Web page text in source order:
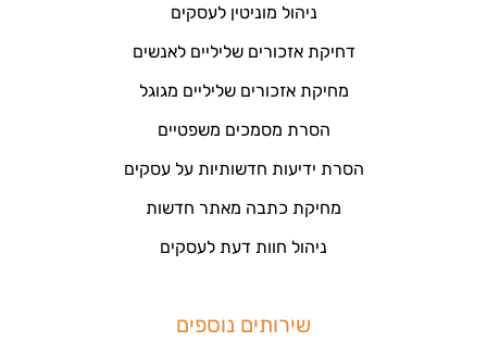
ניהול מוניטין לעסקים
דחיקת אזכורים שליליים לאנשים
מחיקת אזכורים שליליים מגוגל
הסרת מסמכים משפטיים
הסרת ידיעות חדשותיות על עסקים
מחיקת כתבה מאתר חדשות
ניהול חוות דעת לעסקים
שירותים נוספים